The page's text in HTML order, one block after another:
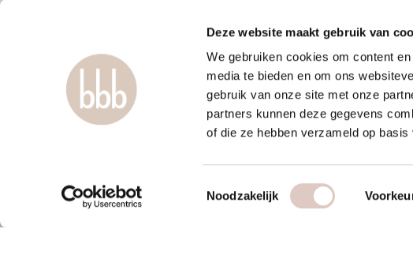
Deze website maakt gebruik van
We gebruiken cookies om content
media te bieden en om ons
gebruik van onze site met onze
partners kunnen deze gegevens
of die ze hebben verzameld op
Toestemmingsselectie
Noodzakelijk